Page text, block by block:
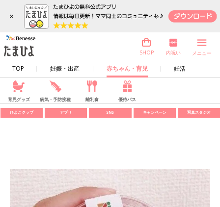
×
TOP 妊娠・出産 赤ちゃん・育児 妊活
SHOP 内祝い メニュー
育児グッズ 病気・予防接種 離乳食 優待パス
ひよこクラブ アプリ SNS キャンペーン 写真スタジオ